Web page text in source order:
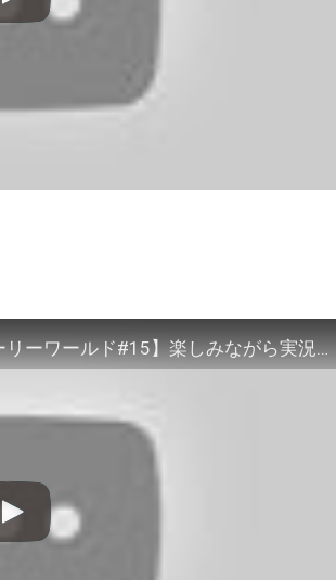
【スーパーマリオ３Ｄワールド＋フューリーワールド#15】楽しみながら実況プレイ！WORLD４